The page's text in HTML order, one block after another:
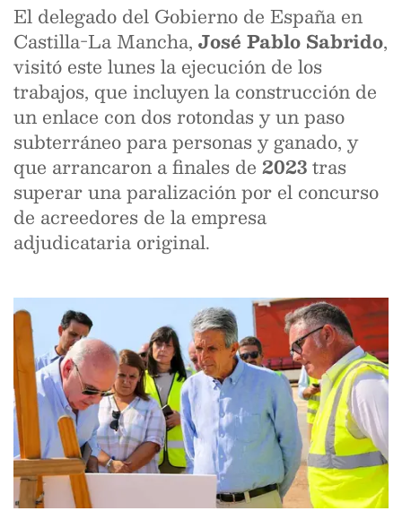
El delegado del Gobierno de España en
Castilla-La Mancha, José Pablo Sabrido,
visitó este lunes la ejecución de los
trabajos, que incluyen la construcción de
un enlace con dos rotondas y un paso
subterráneo para personas y ganado, y
que arrancaron a finales de 2023tras
superar una paralización por el concurso
de acreedores de la empresa
adjudicataria original.